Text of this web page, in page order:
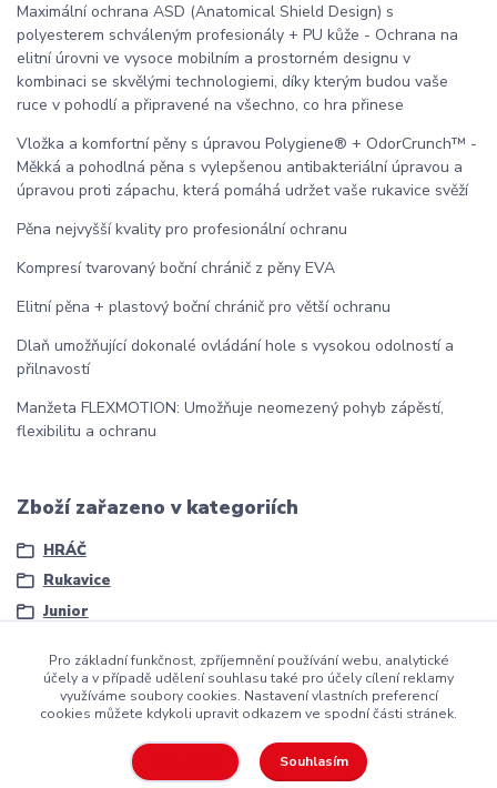
Maximální ochrana ASD (Anatomical Shield Design) s
polyesterem schváleným profesionály + PU kůže - Ochrana na
elitní úrovni ve vysoce mobilním a prostorném designu v
kombinaci se skvělými technologiemi, díky kterým budou vaše
ruce v pohodlí a připravené na všechno, co hra přinese
Vložka a komfortní pěny s úpravou Polygiene® + OdorCrunch™ -
Měkká a pohodlná pěna s vylepšenou antibakteriální úpravou a
úpravou proti zápachu, která pomáhá udržet vaše rukavice svěží
Pěna nejvyšší kvality pro profesionální ochranu
Kompresí tvarovaný boční chránič z pěny EVA
Elitní pěna + plastový boční chránič pro větší ochranu
Dlaň umožňující dokonalé ovládání hole s vysokou odolností a
přilnavostí
Manžeta FLEXMOTION: Umožňuje neomezený pohyb zápěstí,
flexibilitu a ochranu
Zboží zařazeno v kategoriích
HRÁČ
Rukavice
Junior
Copyright ©2016Hockeyzone.cz Brnovaše značková
za rozumnou cenu
Pro základní funkčnost, zpříjemnění používání webu, analytické
účely a v případě udělení souhlasu také pro účely cílení reklamy
využíváme soubory cookies. Nastavení vlastních preferencí
cookies můžete kdykoli upravit odkazem ve spodní části stránek.
Souhlasím